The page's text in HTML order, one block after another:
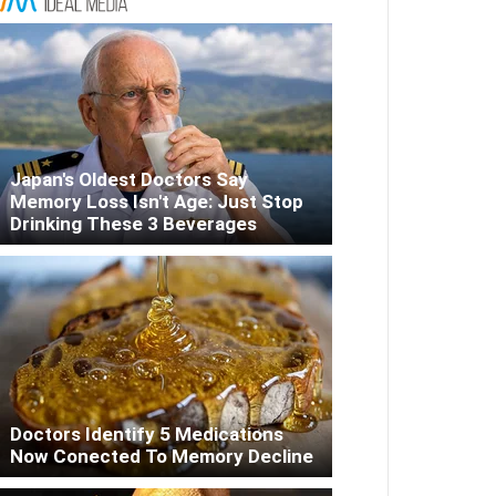
Japan's Oldest Doctors Say
Memory Loss Isn't Age: Just Stop
Drinking These 3 Beverages
Doctors Identify 5 Medications
Now Conected To Memory Decline